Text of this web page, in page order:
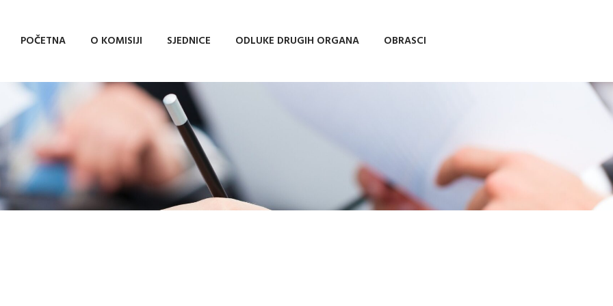
POČETNA O KOMISIJI SJEDNICE ODLUKE DRUGIH ORGANA OBRASCI